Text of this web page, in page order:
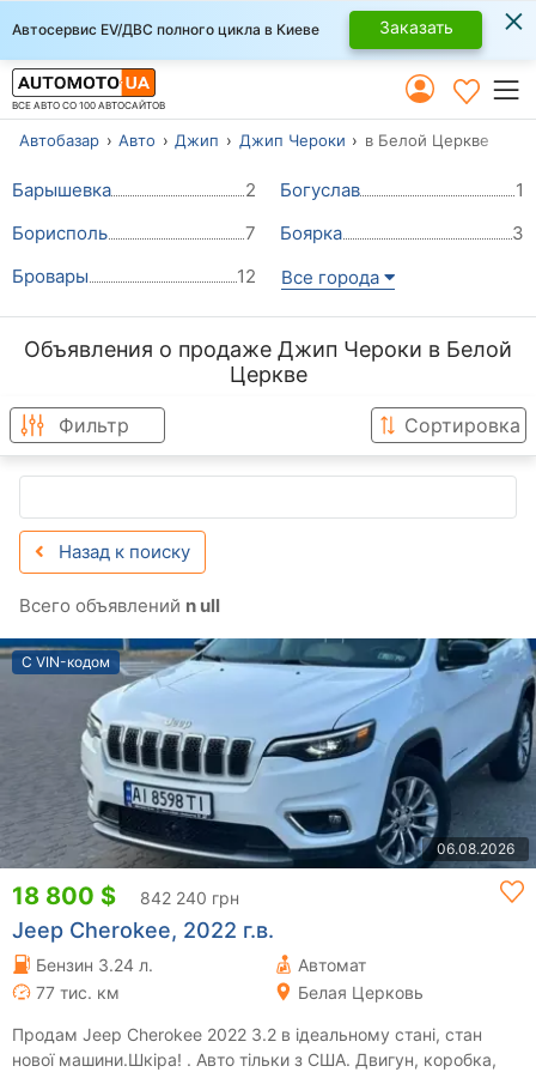
Автосервис EV/ДВС полного цикла в Киеве Заказать ×
ВСЕ АВТО СО 100 АВТОСАЙТОВ
Автобазар Авто Джип Джип Чероки в Белой Церкве
Барышевка 2 Богуслав
1
Борисполь
7 Боярка
3
Бровары
12 Все города
Объявления о продаже Джип Чероки в Белой
Церкве
Фильтр Сортировка
Назад к поиску
Всего объявлений n ull
С VIN-кодом
06.08.2026
18 800 $ 842 240 грн
Jeep Cherokee, 2022 г.в.
Бензин 3.24 л.
Автомат
77 тис. км
Белая Церковь
Продам Jeep Cherokee 2022 3.2 в ідеальному стані, стан
нової машини.Шкіра! . Авто тільки з США. Двигун, коробка,